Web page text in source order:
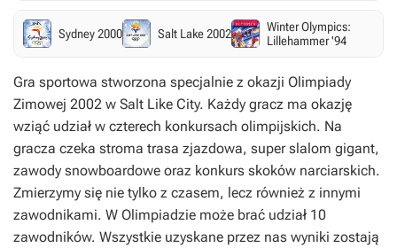
Sydney 2000 Salt Lake 2002
Winter Olympics:
Lillehammer '94
Gra sportowa stworzona specjalnie z okazji Olimpiady
Zimowej 2002 w Salt Like City. Każdy gracz ma okazję
wziąć udział w czterech konkursach olimpijskich. Na
gracza czeka stroma trasa zjazdowa, super slalom gigant,
zawody snowboardowe oraz konkurs skoków narciarskich.
Zmierzymy się nie tylko z czasem, lecz również z innymi
zawodnikami. W Olimpiadzie może brać udział 10
zawodników. Wszystkie uzyskane przez nas wyniki zostają